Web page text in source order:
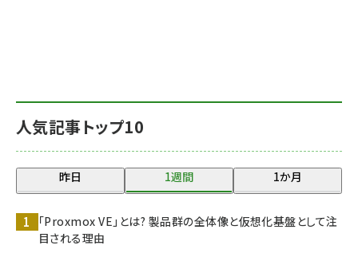
人気記事トップ10
昨日 1週間 1か月
「Proxmox VE」とは? 製品群の全体像と仮想化基盤として注
目される理由